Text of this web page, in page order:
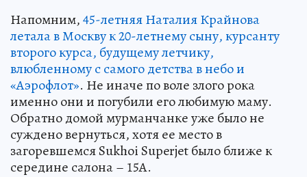
Напомним,45-летняя Наталия Крайнова
летала в Москву к 20-летнему сыну, курсанту
второго курса, будущему летчику,
влюбленному с самого детства в небо и
«Аэрофлот». Не иначе по воле злого рока
именно они и погубили его любимую маму.
Обратно домой мурманчанке уже было не
суждено вернуться, хотя ее место в
загоревшемся Sukhoi Superjet было ближе к
середине салона – 15А.